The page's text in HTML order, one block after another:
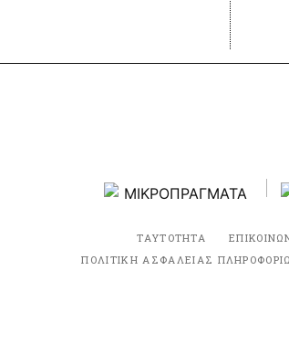
ΤΑΥΤΟΤΗΤΑ
ΠΟΛΙΤΙΚΗ ΑΣΦΑΛΕΙΑΣ